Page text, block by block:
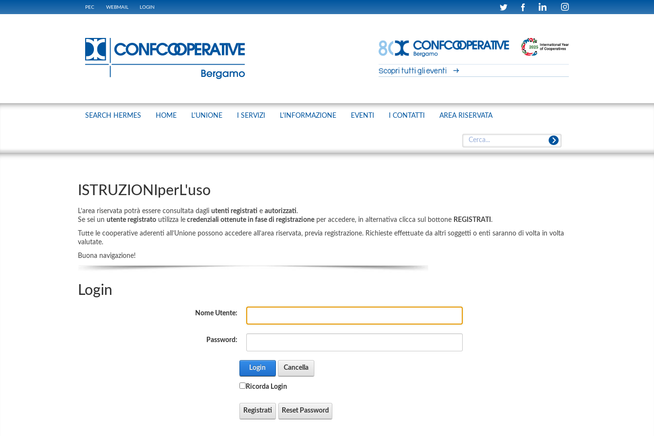
PEC WEBMAIL LOGIN
SEARCH HERMES HOME L'UNIONE I SERVIZI L'INFORMAZIONE EVENTI I CONTATTI AREA RISERVATA
ISTRUZIONIperL'uso
L’area riservata potrà essere consultata dagli utenti registrati e autorizzati.
Se sei un utente registrato utilizza le credenziali ottenute in fase di registrazione per accedere, in alternativa clicca sul bottone REGISTRATI .
Tutte le cooperative aderenti all’Unione possono accedere all’area riservata, previa registrazione. Richieste effettuate da altri soggetti o enti saranno di volta in volta
valutate.
Buona navigazione!
Login
Nome Utente:
Password:
Login Cancella
Ricorda Login
Registrati Reset Password